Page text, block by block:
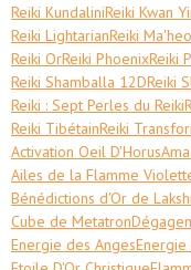
Reiki KundaliniReiki Kwan
Reiki LightarianReiki
Reiki OrReiki PhoenixReiki
Reiki Shamballa 12DReiki
Reiki : Sept Perles du Reiki
Reiki TibétainReiki
Activation Oeil D'Horus
Ailes de la Flamme
Bénédictions d'Or de
Cube de Metatron
Energie des AngesEnergie